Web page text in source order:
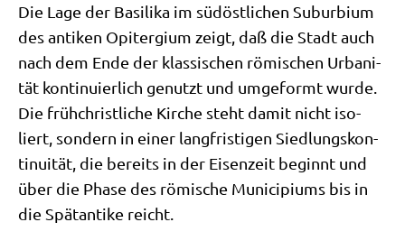
Die Lage der Basi­li­ka im süd­öst­li­chen Sub­ur­bi­um
des anti­ken Opi­ter­gi­um zeigt, daß die Stadt auch
nach dem Ende der klas­si­schen römi­schen Urba­ni­
tät kon­ti­nu­ier­lich genutzt und umge­formt wur­de.
Die früh­christ­li­che Kir­che steht damit nicht iso­
liert, son­dern in einer lang­fri­sti­gen Sied­lungs­kon­
ti­nui­tät, die bereits in der Eisen­zeit beginnt und
über die Pha­se des römi­sche Muni­ci­pi­ums bis in
die Spät­an­ti­ke reicht.